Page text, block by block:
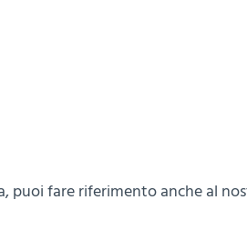
puoi fare riferimento anche al